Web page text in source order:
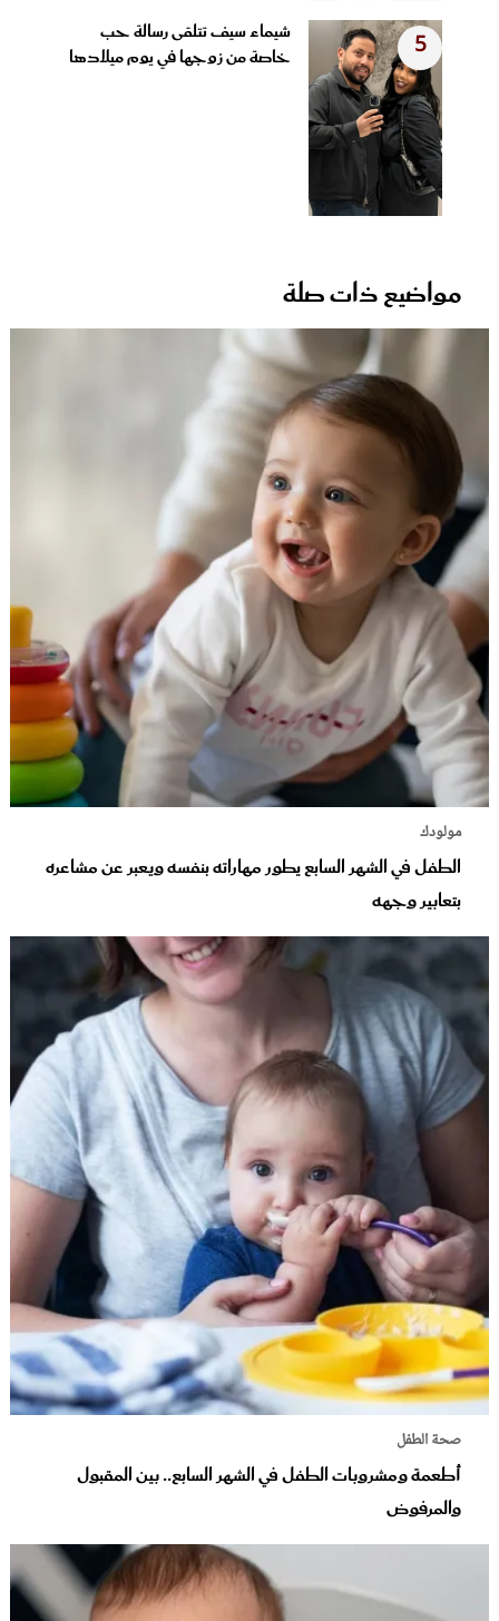
5
شيماء سيف تتلقى رسالة حب
خاصة من زوجها في يوم ميلادها
مواضيع ذات صلة
مولودك
الطفل في الشهر السابع يطور مهاراته بنفسه ويعبر عن مشاعره
بتعابير وجهه
صحة الطفل
أطعمة ومشروبات الطفل في الشهر السابع.. بين المقبول
والمرفوض